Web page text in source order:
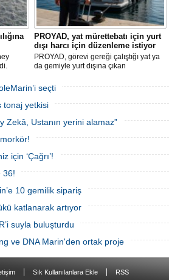
PROYAD, yat mürettebatı için yurt
dışı harcı için düzenleme istiyor
PROYAD, görevi gereği çalıştığı yat ya
da gemiyle yurt dışına çıkan
harcından muaf tutulması için yasal
düzenleme yapılmasını talep etti.
seçti
tonaj yetkisi
Zekâ, Ustanın yerini alamaz”
için ‘Çağrı’!
36!
10 gemilik sipariş
katlanarak artıyor
suyla buluşturdu
ve DNA Marin'den ortak proje
Sık Kullanılanlara Ekle RSS